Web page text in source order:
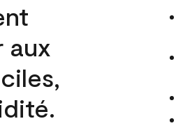
aux